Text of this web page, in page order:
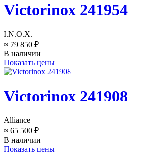
Victorinox 241954
I.N.O.X.
≈ 79 850 ₽
В наличии
Показать цены
Victorinox 241908
Alliance
≈ 65 500 ₽
В наличии
Показать цены